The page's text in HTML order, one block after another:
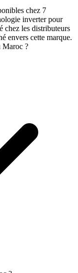
chez 7
inverter pour
chez les distributeurs
envers cette marque.
Maroc ?